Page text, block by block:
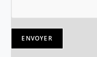
ENVOYER